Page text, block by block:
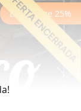
Economize 25%